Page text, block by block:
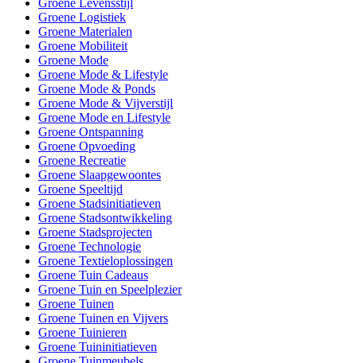
Groene Levensstijl
Groene Logistiek
Groene Materialen
Groene Mobiliteit
Groene Mode
Groene Mode & Lifestyle
Groene Mode & Ponds
Groene Mode & Vijverstijl
Groene Mode en Lifestyle
Groene Ontspanning
Groene Opvoeding
Groene Recreatie
Groene Slaapgewoontes
Groene Speeltijd
Groene Stadsinitiatieven
Groene Stadsontwikkeling
Groene Stadsprojecten
Groene Technologie
Groene Textieloplossingen
Groene Tuin Cadeaus
Groene Tuin en Speelplezier
Groene Tuinen
Groene Tuinen en Vijvers
Groene Tuinieren
Groene Tuininitiatieven